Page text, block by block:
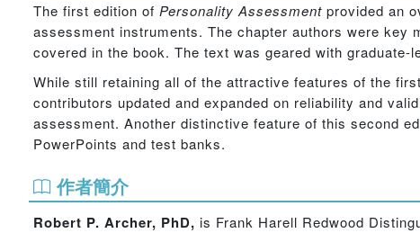
The first edition of Personality Assessment provided an
assessment instruments. The chapter authors were key
covered in the book. The text was geared with
While still retaining all of the attractive features of the
contributors updated and expanded on reliability and
assessment. Another distinctive feature of this second
PowerPoints and test banks.
作者簡介
Robert P. Archer, PhD, is Frank Harell Redwood